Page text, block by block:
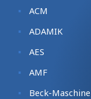
ACM
ADAMIK
AES
AMF
Beck-